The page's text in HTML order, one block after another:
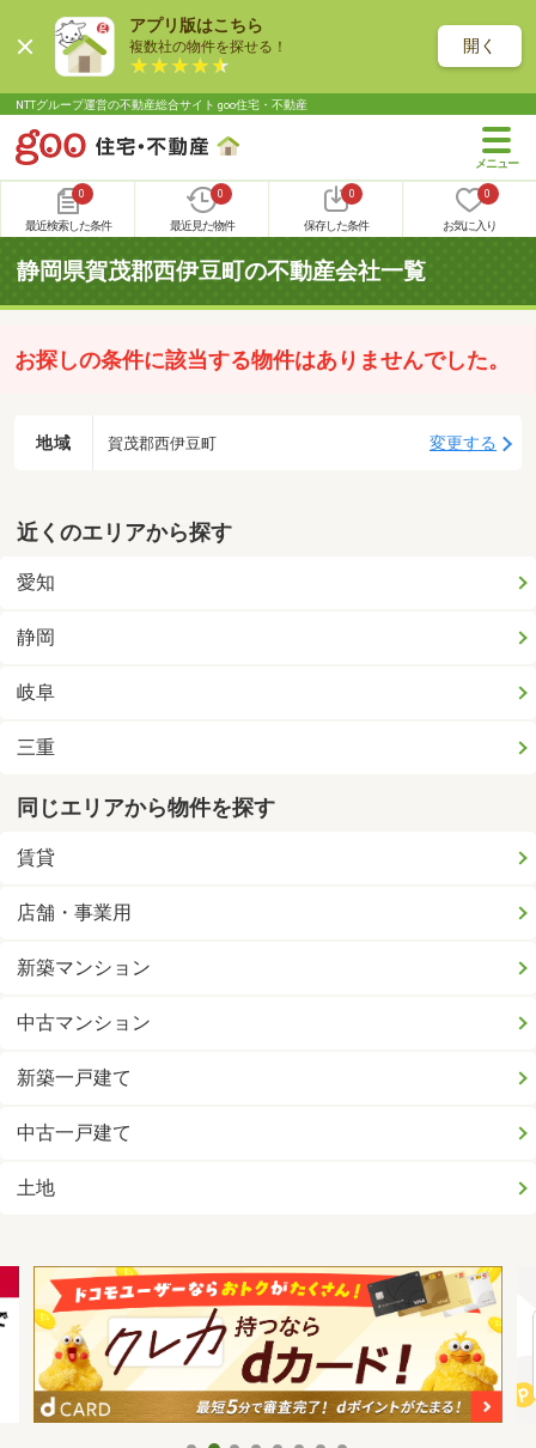
アプリ版はこちら
複数社の物件を探せる！ 開く
NTTグループ運営の不動産総合サイト goo住宅・不動産
0
最近検索した条件
0
最近見た物件
0
保存した条件
0
お気に入り
静岡県賀茂郡西伊豆町の不動産会社一覧
お探しの条件に該当する物件はありませんでした。
地域 賀茂郡西伊豆町 変更する
近くのエリアから探す
愛知
静岡
岐阜
三重
同じエリアから物件を探す
賃貸
店舗・事業用
新築マンション
中古マンション
新築一戸建て
中古一戸建て
土地